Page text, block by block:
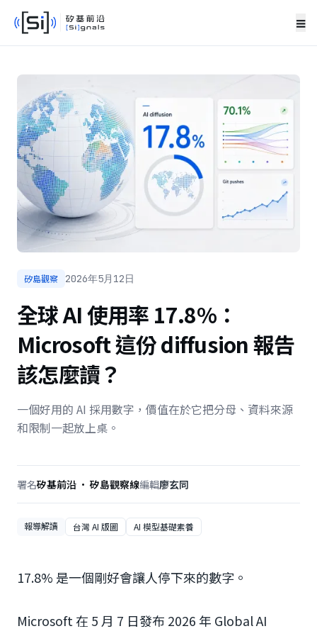
≡
矽島觀察 2026年5月12日
全球 AI 使用率 17.8%：
Microsoft 這份 diffusion 報告
該怎麼讀？
一個好用的 AI 採用數字，價值在於它把分母、資料來源
和限制一起放上桌。
署名矽基前沿 · 矽島觀察線編輯廖玄同
報導解讀 台灣 AI 版圖 AI 模型基礎素養
17.8% 是一個剛好會讓人停下來的數字。
Microsoft 在 5 月 7 日發布 2026 年 Global AI